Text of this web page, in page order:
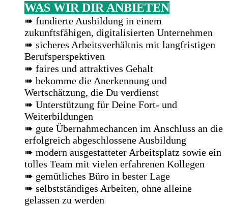
WAS WIR DIR ANBIETEN
➠ fundierte Ausbildung in einem
zukunftsfähigen, digitalisierten Unternehmen
➠ sicheres Arbeitsverhältnis mit langfristigen
Berufsperspektiven
➠ faires und attraktives Gehalt
➠ bekomme die Anerkennung und
Wertschätzung, die Du verdienst
➠ Unterstützung für Deine Fort- und
Weiterbildungen
➠ gute Übernahmechancen im Anschluss an die
erfolgreich abgeschlossene Ausbildung
➠ modern ausgestatteter Arbeitsplatz sowie ein
tolles Team mit vielen erfahrenen Kollegen
➠ gemütliches Büro in bester Lage
➠ selbstständiges Arbeiten, ohne alleine
gelassen zu werden